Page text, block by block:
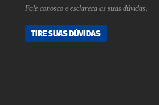
Fale conosco e esclareca as suas dúvidas.
TIRE SUAS DÚVIDAS